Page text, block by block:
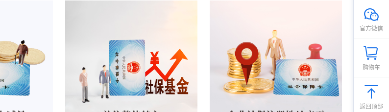
官方微信
购物车
返回顶部